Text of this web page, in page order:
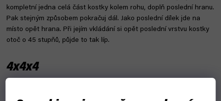
kompletní jedna celá část kostky kolem rohu, doplň poslední hranu.
Pak stejným způsobem pokračuj dál. Jako poslední dílek jde na
místo opět hrana. Při jejím vkládání si opět poslední vrstvu kostky
otoč o 45 stupňů, půjde to tak líp.
4x4x4